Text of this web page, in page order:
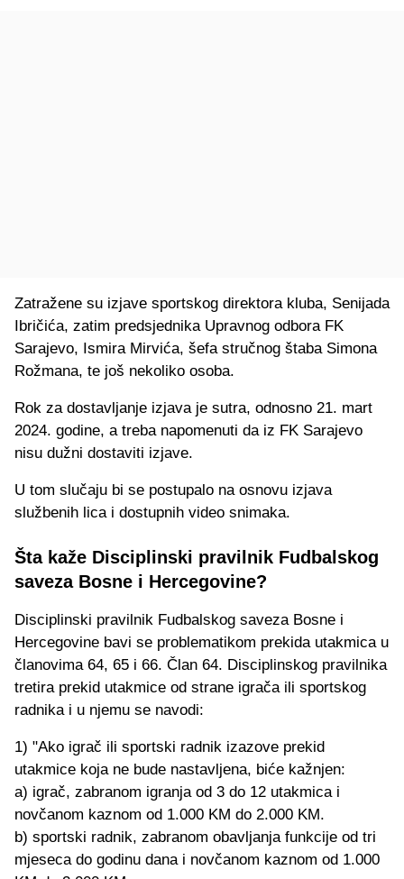
Zatražene su izjave sportskog direktora kluba, Senijada
Ibričića, zatim predsjednika Upravnog odbora FK
Sarajevo, Ismira Mirvića, šefa stručnog štaba Simona
Rožmana, te još nekoliko osoba.
Rok za dostavljanje izjava je sutra, odnosno 21. mart
2024. godine, a treba napomenuti da iz FK Sarajevo
nisu dužni dostaviti izjave.
U tom slučaju bi se postupalo na osnovu izjava
službenih lica i dostupnih video snimaka.
Šta kaže Disciplinski pravilnik Fudbalskog
saveza Bosne i Hercegovine?
Disciplinski pravilnik Fudbalskog saveza Bosne i
Hercegovine bavi se problematikom prekida utakmica u
članovima 64, 65 i 66. Član 64. Disciplinskog pravilnika
tretira prekid utakmice od strane igrača ili sportskog
radnika i u njemu se navodi:
1) "Ako igrač ili sportski radnik izazove prekid
utakmice koja ne bude nastavljena, biće kažnjen:
a) igrač, zabranom igranja od 3 do 12 utakmica i
novčanom kaznom od 1.000 KM do 2.000 KM.
b) sportski radnik, zabranom obavljanja funkcije od tri
mjeseca do godinu dana i novčanom kaznom od 1.000